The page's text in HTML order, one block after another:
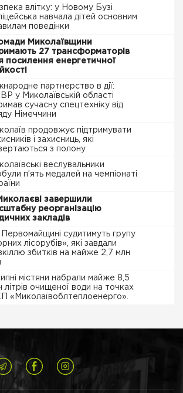
влітку: у Новому Бузі
навчала дітей основним
поведінки
Миколаївщини
27 трансформаторів
посилення енергетичної
партнерство в дії:
у Миколаївській області
сучасну спецтехніку від
Німеччини
продовжує підтримувати
і захисниць, які
з полону
веслувальники
п’ять медалей на чемпіонаті
завершили
реорганізацію
закладів
Первомайщині судитимуть групу
лісорубів», які завдали
збитків на майже 2,7 млн
містяни набрали майже 8,5
літрів очищеної води на точках
«Миколаївоблтеплоенерго».